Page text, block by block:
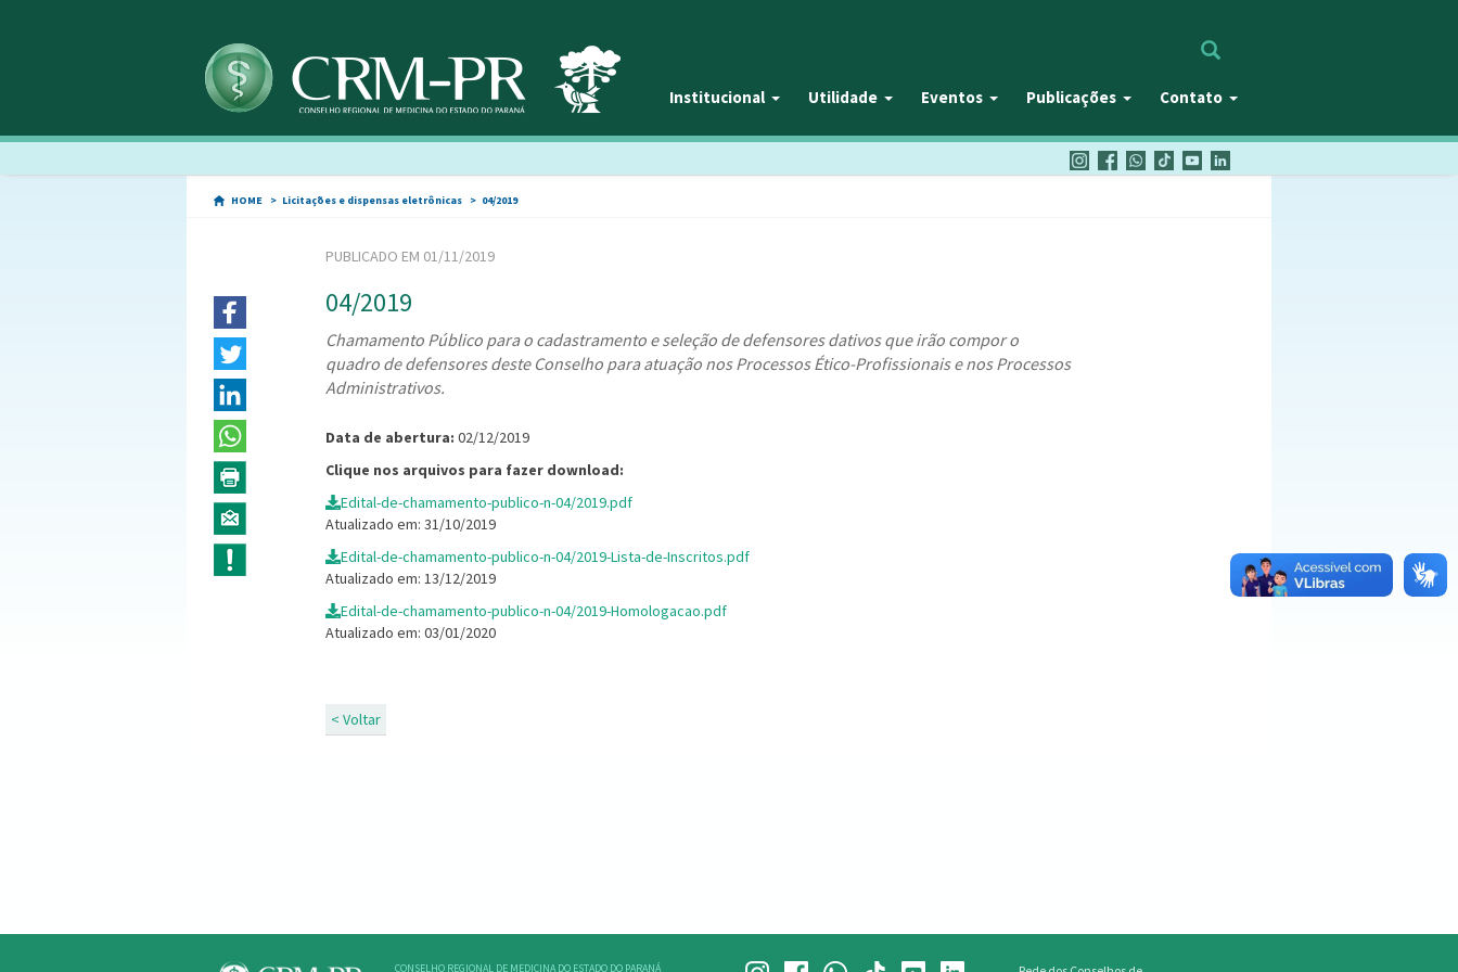
Institucional Utilidade Eventos Publicações Contato
HOME Licitações e dispensas eletrônicas 04/2019
PUBLICADO EM 01/11/2019
04/2019
Chamamento Público para o cadastramento e seleção de defensores dativos que irão compor o
quadro de defensores deste Conselho para atuação nos Processos Ético-Profissionais e nos Processos
Administrativos.
Data de abertura: 02/12/2019
Clique nos arquivos para fazer download:
Edital-de-chamamento-publico-n-04/2019.pdf
Atualizado em: 31/10/2019
Edital-de-chamamento-publico-n-04/2019-Lista-de-Inscritos.pdf
Atualizado em: 13/12/2019
Edital-de-chamamento-publico-n-04/2019-Homologacao.pdf
Atualizado em: 03/01/2020
< Voltar
CONSELHO REGIONAL DE MEDICINA DO ESTADO DO PARANÁ